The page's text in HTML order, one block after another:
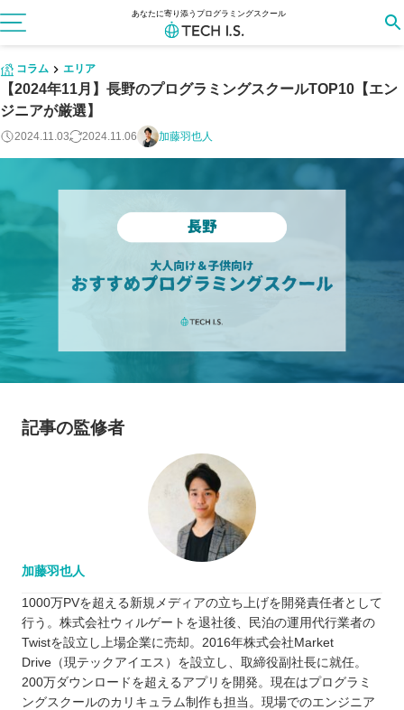
あなたに寄り添うプログラミングスクール
コラム エリア
【2024年11月】長野のプログラミングスクールTOP10【エン
ジニアが厳選】
2024.11.03 2024.11.06 加藤羽也人
記事の監修者
加藤羽也人
1000万PVを超える新規メディアの立ち上げを開発責任者として
行う。株式会社ウィルゲートを退社後、民泊の運用代行業者の
Twistを設立し上場企業に売却。2016年株式会社Market
Drive（現テックアイエス）を設立し、取締役副社長に就任。
200万ダウンロードを超えるアプリを開発。現在はプログラミ
ングスクールのカリキュラム制作も担当。現場でのエンジニア